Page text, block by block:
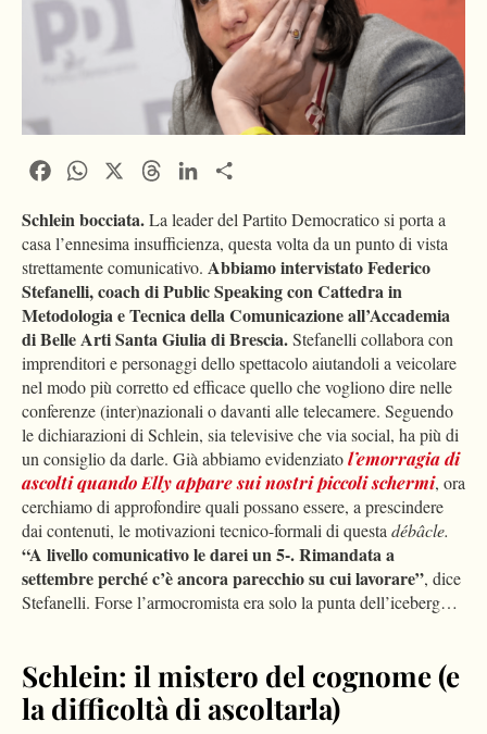
FacebookWhatsApp ThreadsLinkedIn
Schlein bocciata.La leader del Partito Democratico si porta a
casa l’ennesima insufficienza, questa volta da un punto di vista
strettamente comunicativo. Abbiamo intervistato Federico
Stefanelli, coach di Public Speaking con Cattedra in
Metodologia e Tecnica della Comunicazione all’Accademia
di Belle Arti Santa Giulia di Brescia.Stefanelli collabora con
imprenditori e personaggi dello spettacolo aiutandoli a veicolare
nel modo più corretto ed efficace quello che vogliono dire nelle
conferenze (inter)nazionali o davanti alle telecamere. Seguendo
le dichiarazioni di Schlein, sia televisive che via social, ha più di
un consiglio da darle. Già abbiamo evidenziatol’emorragia di
ascolti quando Elly appare sui nostri piccoli schermi, ora
cerchiamo di approfondire quali possano essere, a prescindere
dai contenuti, le motivazioni tecnico-formali di questadébâcle.
“A livello comunicativo le darei un 5-. Rimandata a
settembre perché c’è ancora parecchio su cui lavorare”, dice
Stefanelli. Forse l’armocromista era solo la punta dell’iceberg…
Schlein: il mistero del cognome (e
la difficoltà di ascoltarla)